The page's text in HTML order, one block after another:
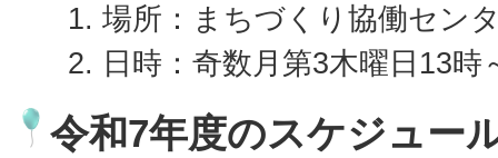
場所：まちづくり協働セン
日時：奇数月第3木曜日13時
令和7年度のスケジュー